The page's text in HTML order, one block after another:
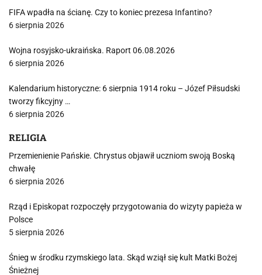
FIFA wpadła na ścianę. Czy to koniec prezesa Infantino?
6 sierpnia 2026
Wojna rosyjsko-ukraińska. Raport 06.08.2026
6 sierpnia 2026
Kalendarium historyczne: 6 sierpnia 1914 roku – Józef Piłsudski
tworzy fikcyjny …
6 sierpnia 2026
RELIGIA
Przemienienie Pańskie. Chrystus objawił uczniom swoją Boską
chwałę
6 sierpnia 2026
Rząd i Episkopat rozpoczęły przygotowania do wizyty papieża w
Polsce
5 sierpnia 2026
Śnieg w środku rzymskiego lata. Skąd wziął się kult Matki Bożej
Śnieżnej